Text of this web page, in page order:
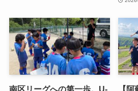
南区リーグへの第一歩。U- 【